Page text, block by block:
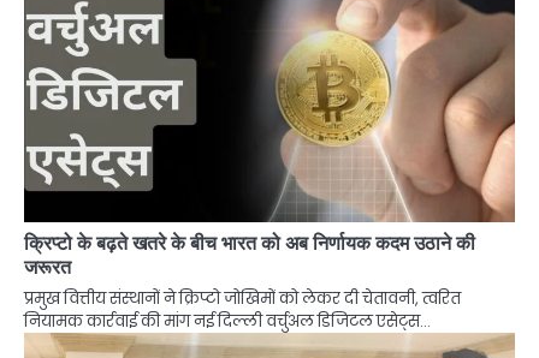
क्रिप्टो के बढ़ते खतरे के बीच भारत को अब निर्णायक कदम उठाने की
जरूरत
प्रमुख वित्तीय संस्थानों ने क्रिप्टो जोखिमों को लेकर दी चेतावनी, त्वरित
नियामक कार्रवाई की मांग नई दिल्ली वर्चुअल डिजिटल एसेट्स…